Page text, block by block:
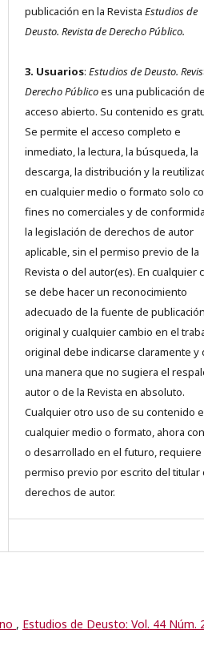
publicación en la Revista Estudios de
Deusto. Revista de Derecho Público.
3. Usuarios: Estudios de Deusto.
Derecho Públicoes una publicación de
acceso abierto. Su contenido es
Se permite el acceso completo e
inmediato, la lectura, la búsqueda, la
descarga, la distribución y la
en cualquier medio o formato solo
fines no comerciales y de
la legislación de derechos de autor
aplicable, sin el permiso previo de la
Revista o del autor(es). En cualquier
se debe hacer un reconocimiento
adecuado de la fuente de publicación
original y cualquier cambio en el
original debe indicarse claramente y
una manera que no sugiera el
autor o de la Revista en absoluto.
Cualquier otro uso de su contenido
cualquier medio o formato, ahora
o desarrollado en el futuro, requiere
permiso previo por escrito del titular
derechos de autor.
, Estudios de Deusto: Vol. 44 Núm.